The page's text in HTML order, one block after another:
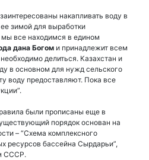
накапливать воду в
зимой для выработки
мы все находимся в едином
дана Богом и принадлежит всем
делиться. Казахстан и
в основном для нужд сельского
воду предоставляют. Пока все
были прописаны еще в
порядок основан на
– “Схема комплексного
ресурсов бассейна Сырдарьи”,
СССР.